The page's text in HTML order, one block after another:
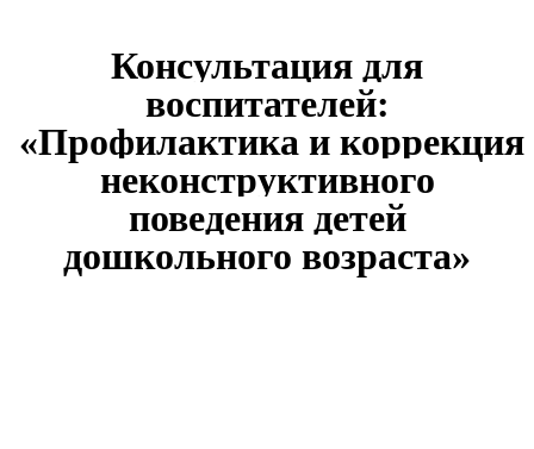
Консультация для
воспитателей:
«Профилактика и коррекция
неконструктивного
поведения детей
дошкольного возраста»